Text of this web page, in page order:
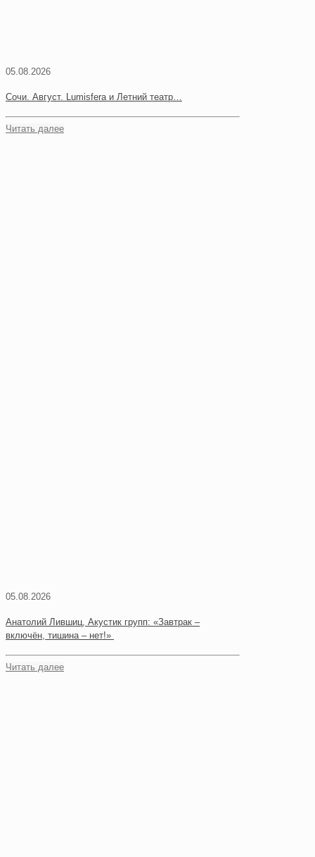
05.08.2026
Сочи. Август. Lumisfera и Летний театр…
Читать далее
05.08.2026
Анатолий Лившиц, Акустик групп: «Завтрак –
включён, тишина – нет!»
Читать далее